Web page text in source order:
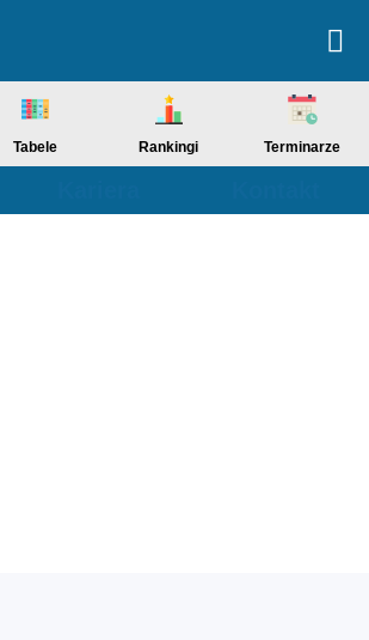
Tabele Rankingi Terminarze